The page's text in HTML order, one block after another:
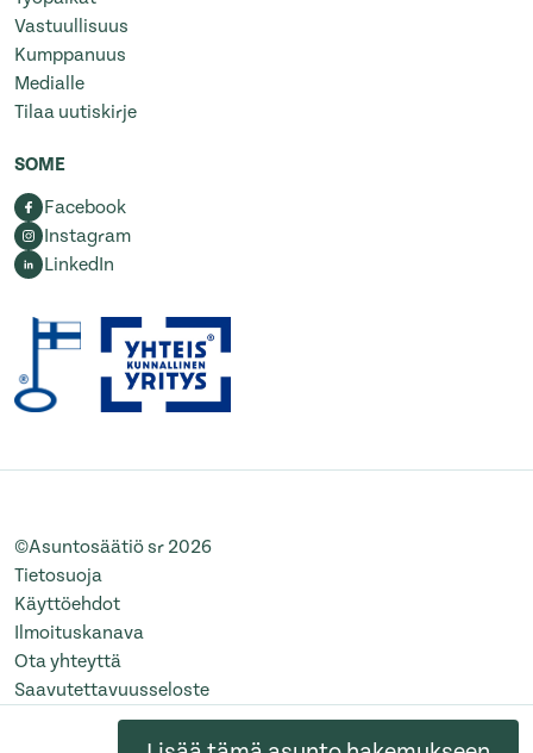
Vastuullisuus
Kumppanuus
Medialle
Tilaa uutiskirje
SOME
Facebook
Instagram
LinkedIn
©Asuntosäätiö sr 2026
Tietosuoja
Käyttöehdot
Ilmoituskanava
Ota yhteyttä
Saavutettavuusseloste
Muuta evästeasetuksia